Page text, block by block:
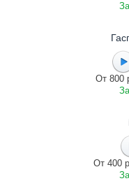
От 800
От 400